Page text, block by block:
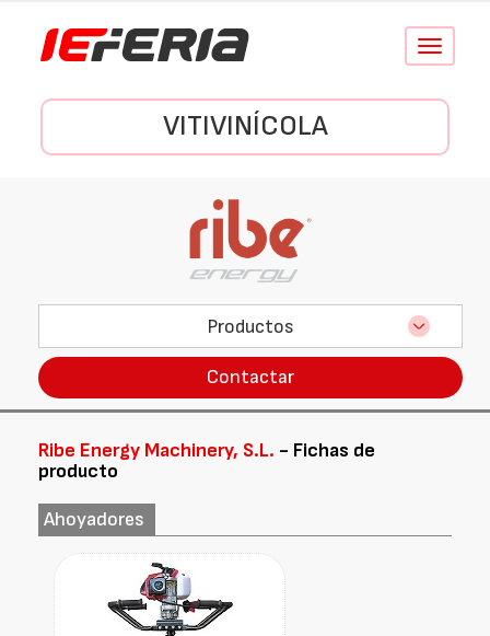
Conmutar
VITIVINÍCOLA
Productos
Contactar
Ribe Energy Machinery, S.L. - Fichas de
producto
Ahoyadores